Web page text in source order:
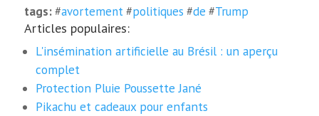
tags:#avortement#politiques #de #Trump
Articles populaires:
L'insémination artificielle au Brésil : un aperçu
complet
Protection Pluie Poussette Jané
Pikachu et cadeaux pour enfants